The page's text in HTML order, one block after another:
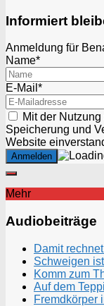
Informiert
Anmeldung für
Name*
E-Mail*
Mit der
Speicherung und
Website
Mehr
Audiobeiträge
Damit
Schweigen
Komm zum
Auf dem
Fremdkörper